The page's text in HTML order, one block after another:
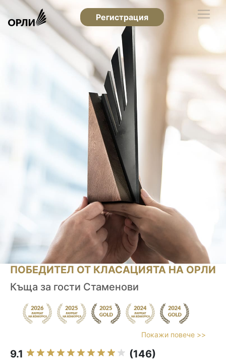
Регистрация
ПОБЕДИТЕЛ ОТ КЛАСАЦИЯТА НА ОРЛИ
Къща за гости Стаменови
Покажи повече >>
9.1 (146)